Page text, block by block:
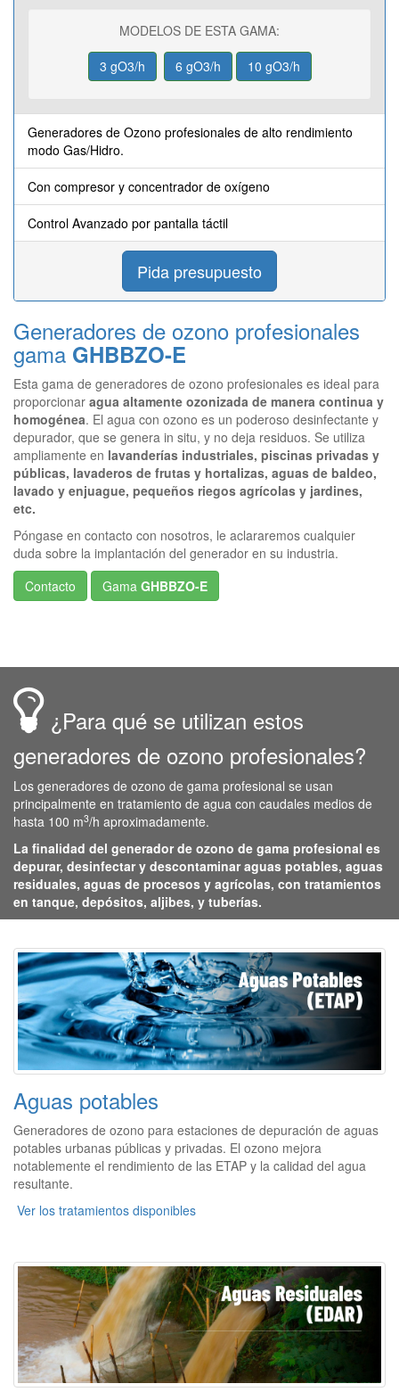
MODELOS DE ESTA GAMA:
3 gO3/h
6 gO3/h 10 gO3/h
Generadores de Ozono profesionales de alto rendimiento
modo Gas/Hidro.
Con compresor y concentrador de oxígeno
Control Avanzado por pantalla táctil
Pida presupuesto
Generadores de ozono profesionales
gama GHBBZO-E
Esta gama de generadores de ozono profesionales es ideal para
proporcionar agua altamente ozonizada de manera continua y
homogénea. El agua con ozono es un poderoso desinfectante y
depurador, que se genera in situ, y no deja residuos. Se utiliza
ampliamente en lavanderías industriales, piscinas privadas y
públicas, lavaderos de frutas y hortalizas, aguas de baldeo,
lavado y enjuague, pequeños riegos agrícolas y jardines,
etc.
Póngase en contacto con nosotros, le aclararemos cualquier
duda sobre la implantación del generador en su industria.
Contacto
Gama GHBBZO-E
¿Para qué se utilizan estos
generadores de ozono profesionales?
Los generadores de ozono de gama profesional se usan
principalmente en tratamiento de agua con caudales medios de
hasta 100 m3/h aproximadamente.
La finalidad del generador de ozono de gama profesional es
depurar, desinfectar y descontaminar aguas potables, aguas
residuales, aguas de procesos y agrícolas, con tratamientos
en tanque, depósitos, aljibes, y tuberías.
Aguas potables
Generadores de ozono para estaciones de depuración de aguas
potables urbanas públicas y privadas. El ozono mejora
notablemente el rendimiento de las ETAP y la calidad del agua
resultante.
Ver los tratamientos disponibles